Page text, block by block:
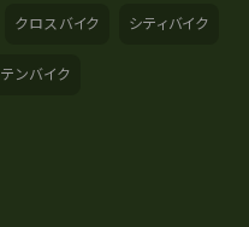
クロスバイク シティバイク
ンバイク